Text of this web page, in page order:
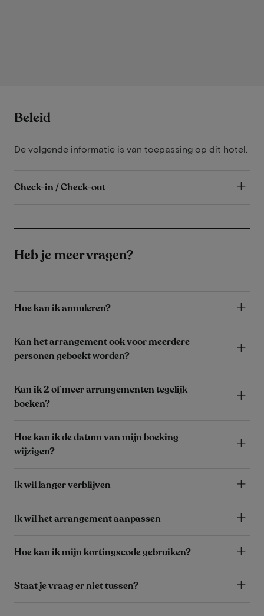
Beleid
De volgende informatie is van toepassing op dit hotel.
Check-in / Check-out
Heb je meer vragen?
Hoe kan ik annuleren?
Kan het arrangement ook voor meerdere
personen geboekt worden?
Kan ik 2 of meer arrangementen tegelijk
boeken?
Hoe kan ik de datum van mijn boeking
wijzigen?
Ik wil langer verblijven
Ik wil het arrangement aanpassen
Hoe kan ik mijn kortingscode gebruiken?
Staat je vraag er niet tussen?